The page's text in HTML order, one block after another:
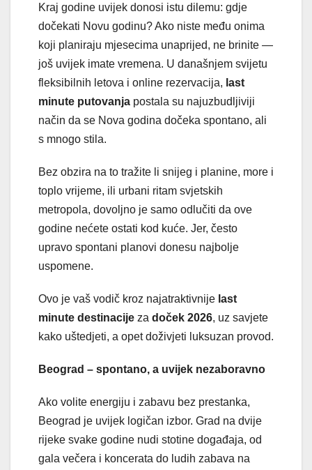
Kraj godine uvijek donosi istu dilemu: gdje
dočekati Novu godinu? Ako niste među onima
koji planiraju mjesecima unaprijed, ne brinite —
još uvijek imate vremena. U današnjem svijetu
fleksibilnih letova i online rezervacija, last
minute putovanja postala su najuzbudljiviji
način da se Nova godina dočeka spontano, ali
s mnogo stila.
Bez obzira na to tražite li snijeg i planine, more i
toplo vrijeme, ili urbani ritam svjetskih
metropola, dovoljno je samo odlučiti da ove
godine nećete ostati kod kuće. Jer, često
upravo spontani planovi donesu najbolje
uspomene.
Ovo je vaš vodič kroz najatraktivnije last
minute destinacije za doček 2026, uz savjete
kako uštedjeti, a opet doživjeti luksuzan provod.
Beograd – spontano, a uvijek nezaboravno
Ako volite energiju i zabavu bez prestanka,
Beograd je uvijek logičan izbor. Grad na dvije
rijeke svake godine nudi stotine događaja, od
gala večera i koncerata do ludih zabava na